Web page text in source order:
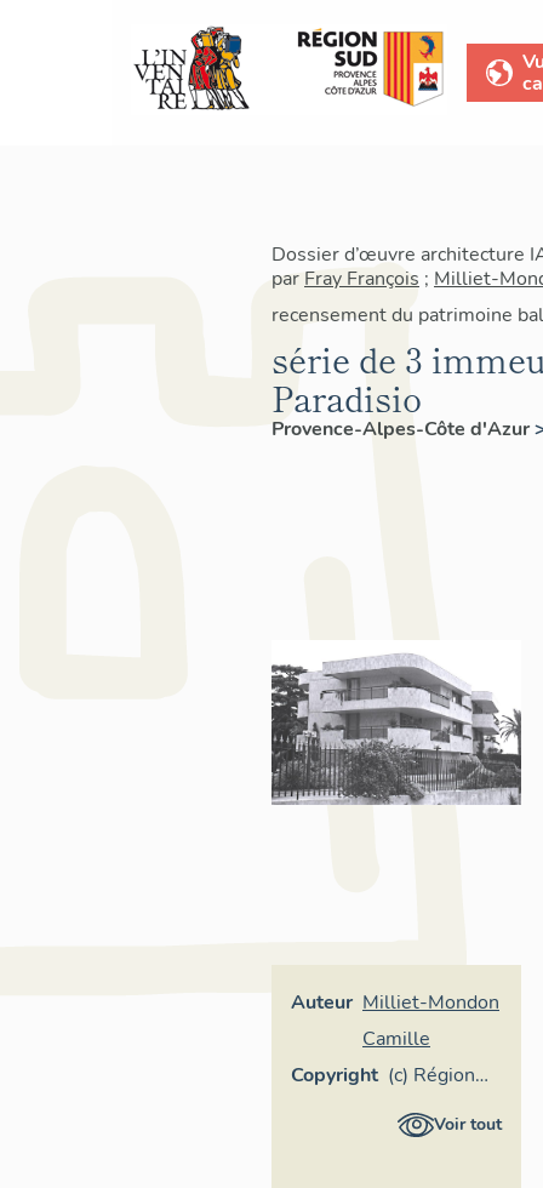
Dossier d’œuvre architecture
par Fray François ; Milliet-
recensement du patrimoine
série de 3
Paradisio
Provence-Alpes-Côte d'Azur
Auteur Milliet-Mondon
Camille
Copyright (c) Région
Provence-Voir tout